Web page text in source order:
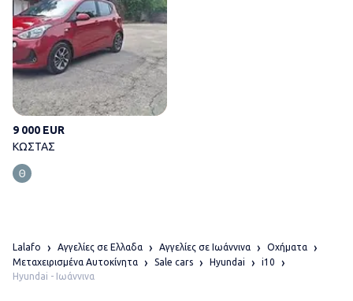
9 000 EUR
ΚΩΣΤΑΣ
Lalafo Αγγελίες σε Ελλαδα Αγγελίες σε Ιωάννινα
Οχήματα
Μεταχειρισμένα Αυτοκίνητα
Sale cars Hyundai
i10
Hyundai - Ιωάννινα